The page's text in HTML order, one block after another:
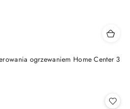
ogrzewaniem Home Center 3